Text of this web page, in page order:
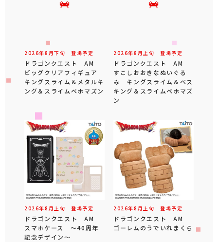
2026年8 月下旬 登場予定
ドラゴンクエスト AM
ビッグクリアフィギュア
キングスライム＆メタルキ
ング＆スライムベホマズン
2026年8 月 上旬 登場予定
ドラゴンクエスト AM
すこしおおきなぬいぐる
み キングスライム＆ベス
キング＆スライムベホマズ
ン
2026年8 月 上旬 登場予定
ドラゴンクエスト AM
スマホケース ～40周年
記念デザイン～
2026年8 月 上旬 登場予定
ドラゴンクエスト AM
ゴーレムのうでいれまくら